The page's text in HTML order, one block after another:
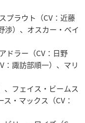
プラウト（CV：近藤
渉）、オスカー・ベイ
ドラー（CV：日野
：諏訪部順一）、マリ
、フェイス・ビームス
ス・マックス（CV：